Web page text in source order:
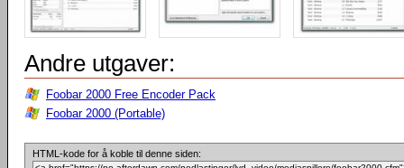
Andre utgaver:
Foobar 2000 Free Encoder Pack
Foobar 2000 (Portable)
HTML-kode for å koble til denne siden: